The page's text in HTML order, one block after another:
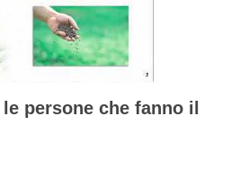
persone che fanno il